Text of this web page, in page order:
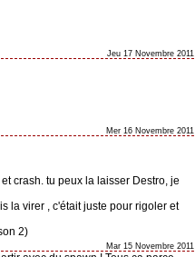
Jeu 17 Novembre 2011
Mer 16 Novembre 2011
crash. tu peux la laisser Destro, je
la virer , c'était juste pour rigoler et
2)
Mar 15 Novembre 2011